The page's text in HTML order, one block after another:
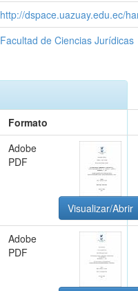
http://dspace.uazuay.edu.ec/
Facultad de Ciencias Jurídicas
Formato
Adobe
PDF
Visualizar/Abrir
Adobe
PDF